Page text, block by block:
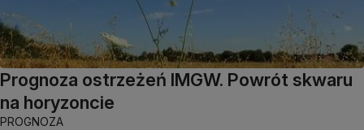
Prognoza ostrzeżeń IMGW. Powrót skwaru
na horyzoncie
PROGNOZA